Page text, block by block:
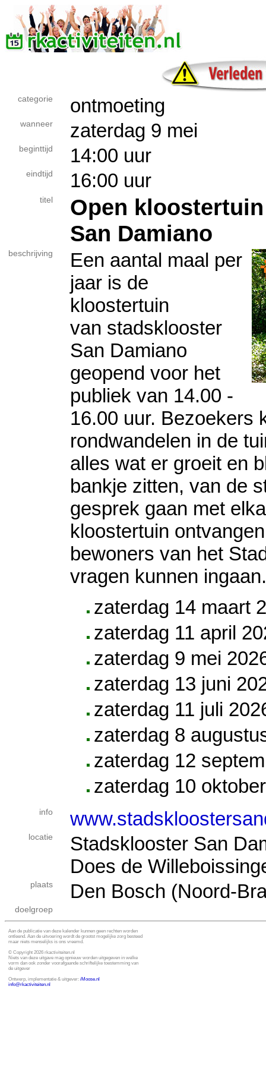
categorie ontmoeting
wanneer zaterdag 9 mei
beginttijd 14:00 uur
eindtijd 16:00 uur
titel
Open
San Damiano
beschrijving
Een aantal maal per
jaar is de
kloostertuin
van stadsklooster
San Damiano
geopend voor het
publiek van 14.00 -
16.00 uur. Bezoekers
rondwandelen in de
alles wat er groeit en
bankje zitten, van de
gesprek gaan met
kloostertuin
bewoners van het
vragen kunnen ingaan.
zaterdag 14 maart
zaterdag 11 april
zaterdag 9 mei
zaterdag 13 juni
zaterdag 11 juli
zaterdag 8
zaterdag 12
zaterdag 10
info
locatie
Stadsklooster San
Does de
plaats Den Bosch (Noord-
doelgroep
Aan de publicatie van deze kalender kunnen geen rechten worden
ontleend. Aan de uitvoering wordt de grootst mogelijke zorg besteed
maar niets menselijks is ons vreemd.
© Copyright 2026 rkactiviteiten.nl
Niets van deze uitgave mag opnieuw worden uitgegeven in welke
vorm dan ook zonder voorafgaande schriftelijke toestemming van
de uitgever
Ontwerp, implementatie & uitgever: iMoose.nl
info@rkactiviteiten.nl